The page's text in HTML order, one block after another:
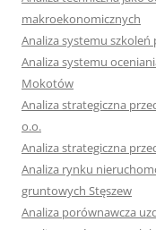
makroekonomicznych
Analiza systemu szkoleń
Analiza systemu
Mokotów
Analiza strategiczna
o.o.
Analiza strategiczna
Analiza rynku
gruntowych Stęszew
Analiza porównawcza